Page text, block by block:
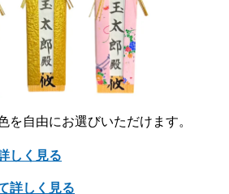
を自由にお選びいただけます。
しく見る
詳しく見る